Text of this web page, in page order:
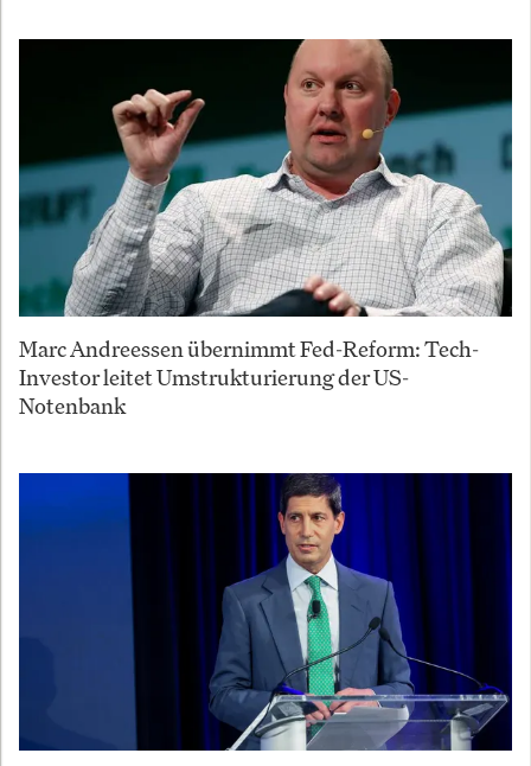
Marc Andreessen übernimmt Fed-Reform: Tech-
Investor leitet Umstrukturierung der US-
Notenbank